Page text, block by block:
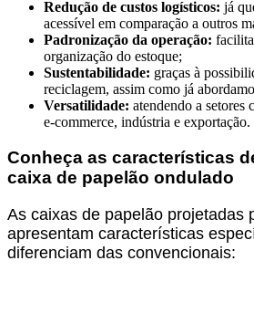
Redução de custos logísticos: já
acessível em comparação a outros
Padronização da operação:
organização do estoque;
Sustentabilidade: graças à
reciclagem, assim como já
Versatilidade: atendendo a setores
e-commerce, indústria e exportação.
Conheça as características
caixa de papelão ondulado
As caixas de papelão projetadas
apresentam características
diferenciam das convencionais: